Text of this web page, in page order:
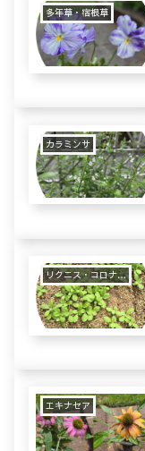
多年草・宿根草
カラミンサ
リクニス・コロナリア
エキナセア